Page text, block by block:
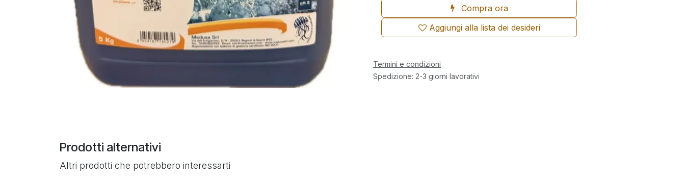
Compra ora
Aggiungi alla lista dei desideri
Termini e condizioni
Spedizione: 2-3 giorni lavorativi
Prodotti alternativi
Altri prodotti che potrebbero interessarti